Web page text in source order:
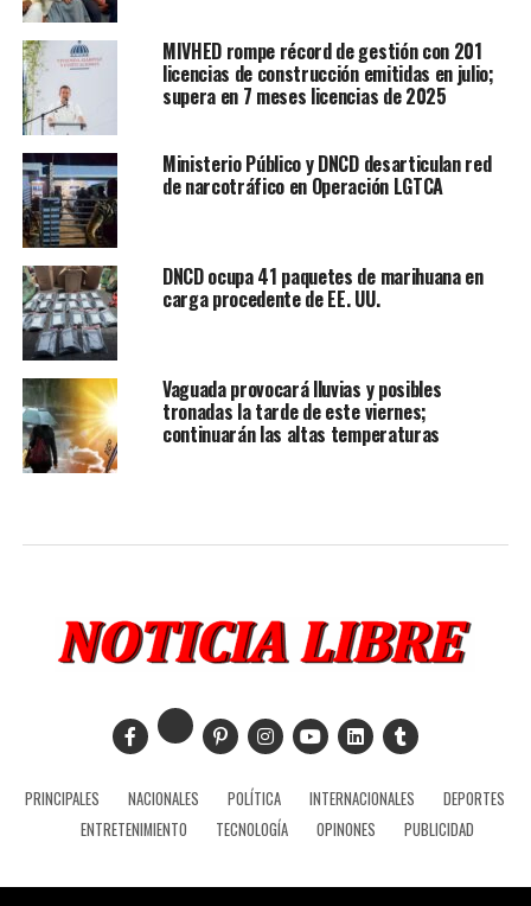
MIVHED rompe récord de gestión con 201
licencias de construcción emitidas en julio;
supera en 7 meses licencias de 2025
Ministerio Público y DNCD desarticulan red
de narcotráfico en Operación LGTCA
DNCD ocupa 41 paquetes de marihuana en
carga procedente de EE. UU.
Vaguada provocará lluvias y posibles
tronadas la tarde de este viernes;
continuarán las altas temperaturas
PRINCIPALES NACIONALES POLÍTICA INTERNACIONALES
DEPORTES
ENTRETENIMIENTO
TECNOLOGÍA OPINONES PUBLICIDAD